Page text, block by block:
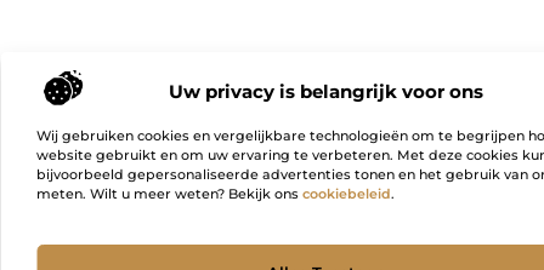
Uw privacy is belangrijk voor ons
Wij gebruiken cookies en vergelijkbare technologieën om te begrijpen
website gebruikt en om uw ervaring te verbeteren. Met deze cookies
bijvoorbeeld gepersonaliseerde advertenties tonen en het gebruik van
meten. Wilt u meer weten? Bekijk ons cookiebeleid.